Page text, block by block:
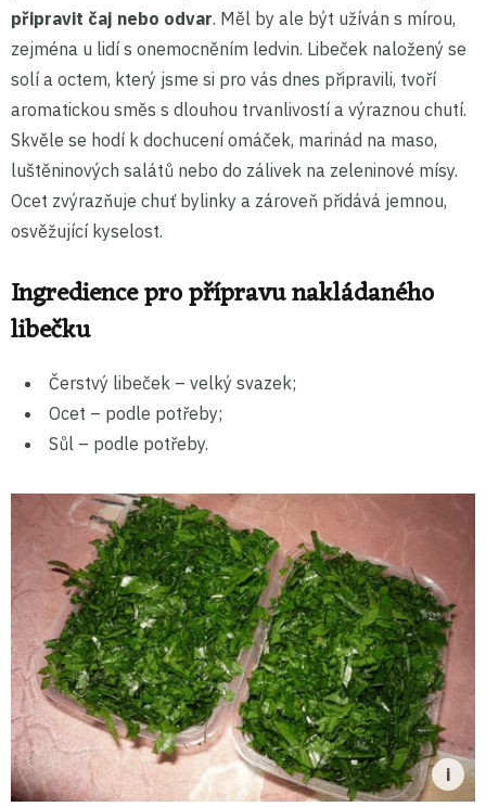
připravit čaj nebo odvar. Měl by ale být užíván s mírou,
zejména u lidí s onemocněním ledvin. Libeček naložený se
solí a octem, který jsme si pro vás dnes připravili, tvoří
aromatickou směs s dlouhou trvanlivostí a výraznou chutí.
Skvěle se hodí k dochucení omáček, marinád na maso,
luštěninových salátů nebo do zálivek na zeleninové mísy.
Ocet zvýrazňuje chuť bylinky a zároveň přidává jemnou,
osvěžující kyselost.
Ingredience pro přípravu nakládaného
libečku
Čerstvý libeček –⁠⁠⁠⁠⁠⁠ velký svazek;
Ocet –⁠⁠⁠⁠⁠⁠ podle potřeby;
Sůl –⁠⁠⁠⁠⁠⁠ podle potřeby.